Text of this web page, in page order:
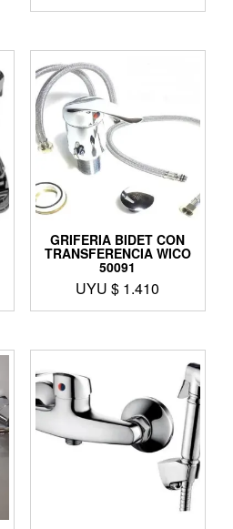
GRIFERIA BIDET CON
TRANSFERENCIA WICO
50091
UYU $ 1.410